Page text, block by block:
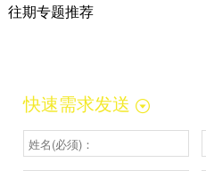
往期专题推荐
快速需求发送